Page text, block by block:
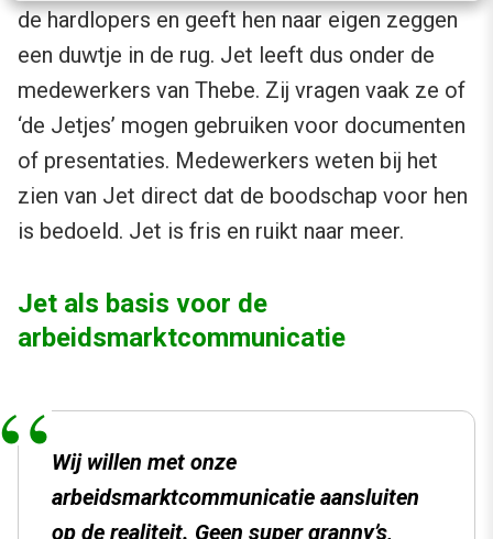
de hardlopers en geeft hen naar eigen zeggen
een duwtje in de rug. Jet leeft dus onder de
medewerkers van Thebe. Zij vragen vaak ze of
‘de Jetjes’ mogen gebruiken voor documenten
of presentaties. Medewerkers weten bij het
zien van Jet direct dat de boodschap voor hen
is bedoeld. Jet is fris en ruikt naar meer.
Jet als basis voor de
arbeidsmarktcommunicatie
Wij willen met onze
arbeidsmarktcommunicatie aansluiten
op de realiteit. Geen super granny’s,